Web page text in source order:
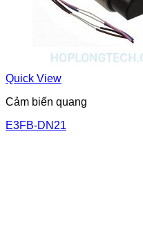
Quick View
Cảm biến quang
E3FB-DN21